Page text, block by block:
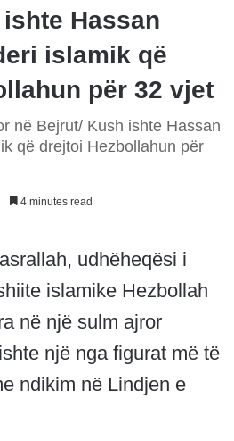
Hassan
islamik që
për 32 vjet
në Bejrut/ Kush ishte Hassan
që drejtoi Hezbollahun për
4 minutes read
udhëheqësi i
islamike Hezbollah
në një sulm ajror
një nga figurat më të
ndikim në Lindjen e